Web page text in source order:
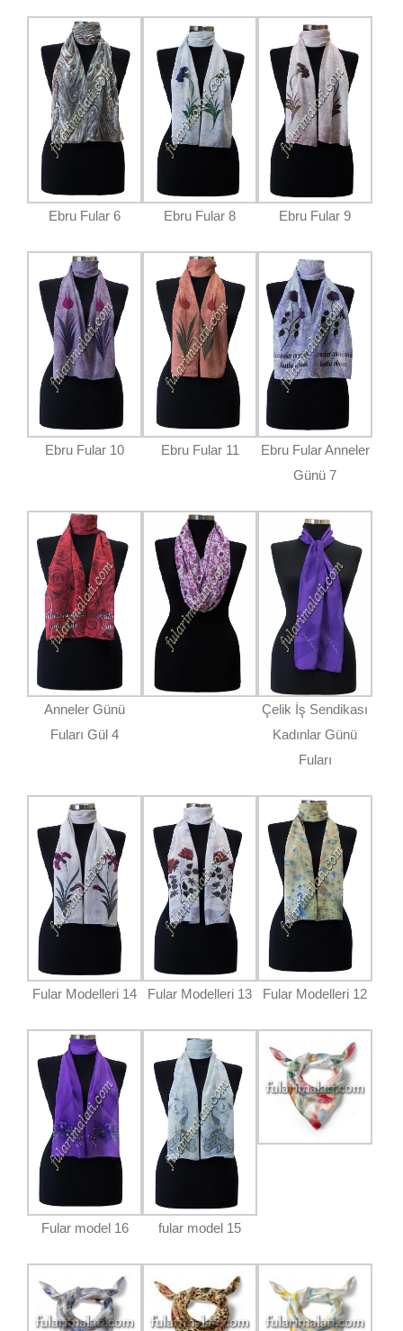
Ebru Fular 6 Ebru Fular 8 Ebru Fular 9
Ebru Fular 10 Ebru Fular 11
Ebru Fular Anneler
Günü 7
Anneler Günü
Fuları Gül 4
Çelik İş Sendikası
Kadınlar Günü
Fuları
Fular Modelleri 14 Fular Modelleri 13 Fular Modelleri 12
Fular model 16 fular model 15